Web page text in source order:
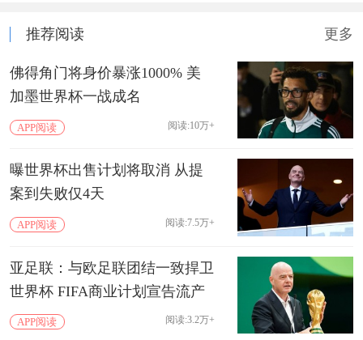
推荐阅读 更多
佛得角门将身价暴涨1000% 美
加墨世界杯一战成名
APP阅读 阅读:10万+
曝世界杯出售计划将取消 从提
案到失败仅4天
APP阅读 阅读:7.5万+
亚足联：与欧足联团结一致捍卫
世界杯 FIFA商业计划宣告流产
APP阅读 阅读:3.2万+